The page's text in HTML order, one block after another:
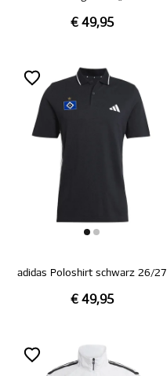
€ 49,95
adidas Poloshirt schwarz 26/27
€ 49,95